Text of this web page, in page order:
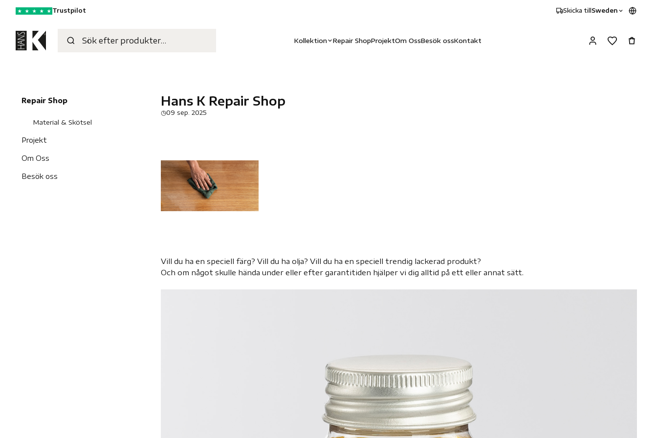
★ ★ ★ ★ ★ Trustpilot Skicka till Sweden
Kollektion Repair ShopProjektOm OssBesök ossKontakt
Repair Shop
Material & Skötsel
Projekt
Om Oss
Besök oss
Hans K Repair Shop
◷09 sep. 2025
Vill du ha en speciell färg? Vill du ha olja? Vill du ha en speciell trendig lackerad produkt?
Och om något skulle hända under eller efter garantitiden hjälper vi dig alltid på ett eller annat sätt.